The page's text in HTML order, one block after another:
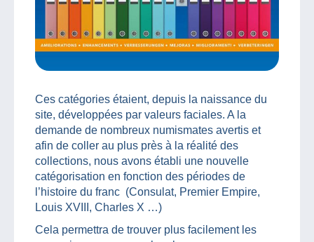
Ces catégories étaient, depuis la naissance du
site, développées par valeurs faciales. A la
demande de nombreux numismates avertis et
afin de coller au plus près à la réalité des
collections, nous avons établi une nouvelle
catégorisation en fonction des périodes de
l’histoire du franc (Consulat, Premier Empire,
Louis XVIII, Charles X …)
Cela permettra de trouver plus facilement les